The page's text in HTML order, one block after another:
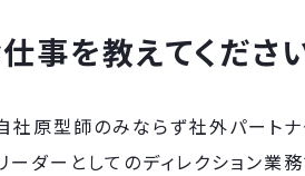
事を教えてください
社原型師のみならず社外パート
ダーとしてのディレクション業務